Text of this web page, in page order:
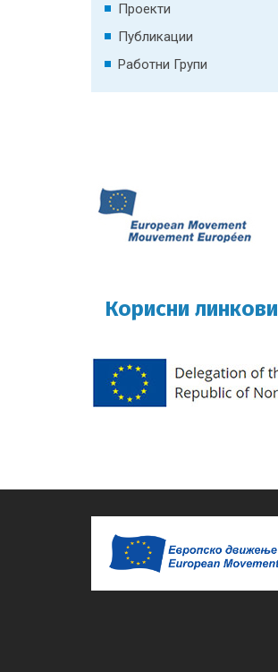
Проекти
Публикации
Работни Групи
Корисни линкови